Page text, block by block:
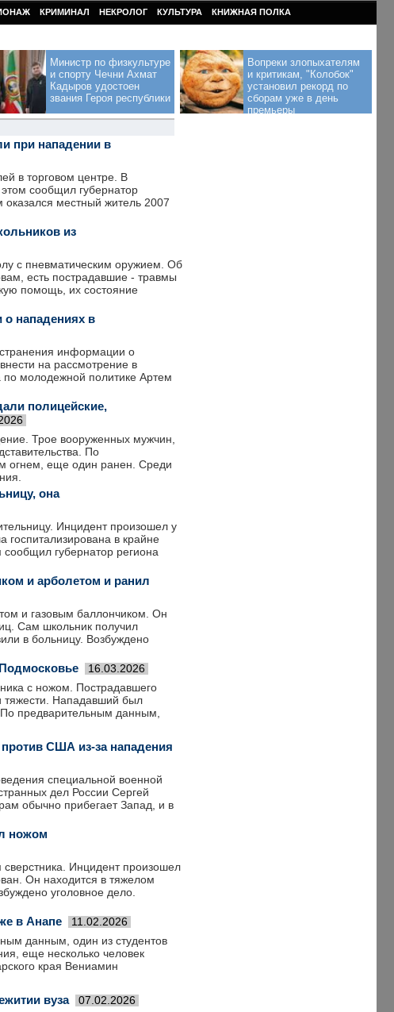
КРИМИНАЛ НЕКРОЛОГ КУЛЬТУРА КНИЖНАЯ ПОЛКА
Министр по физкультуре
и спорту Чечни Ахмат
Кадыров удостоен
звания Героя республики
Вопреки злопыхателям
и критикам, "Колобок"
установил рекорд по
сборам уже в день
премьеры
при нападении в
в торговом центре. В
сообщил губернатор
местный житель 2007
из
с пневматическим оружием. Об
есть пострадавшие - травмы
помощь, их состояние
о нападениях в
информации о
на рассмотрение в
по молодежной политике Артем
полицейские,
Трое вооруженных мужчин,
По
огнем, еще один ранен. Среди
она
Инцидент произошел у
госпитализирована в крайне
губернатор региона
и арболетом и ранил
и газовым баллончиком. Он
Сам школьник получил
в больницу. Возбуждено
16.03.2026
с ножом. Пострадавшего
тяжести. Нападавший был
предварительным данным,
США из-за нападения
специальной военной
дел России Сергей
обычно прибегает Запад, и в
ножом
Инцидент произошел
Он находится в тяжелом
уголовное дело.
в Анапе 11.02.2026
данным, один из студентов
еще несколько человек
края Вениамин
вуза 07.02.2026